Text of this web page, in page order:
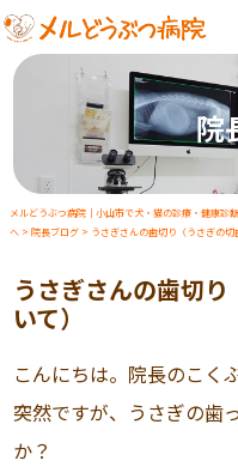
院
メルどうぶつ病院｜小山市で犬・猫の診療・健康
へ > 院長ブログ > うさぎさんの歯切り（うさぎの切
うさぎさんの歯切
いて）
こんにちは。院長のこくぶ
突然ですが、うさぎの歯
か？